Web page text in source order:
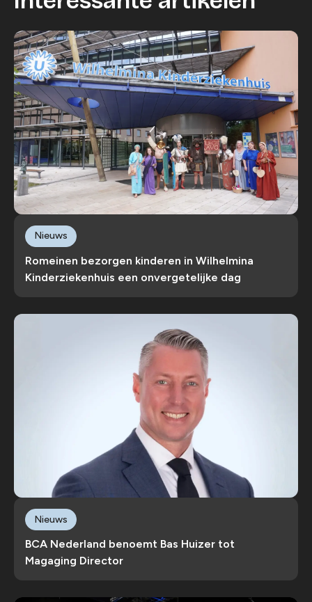
Romeinen bezorgen kinderen in Wilhelmina
Kinderziekenhuis een onvergetelijke dag
Nieuws
BCA Nederland benoemt Bas Huizer tot
Magaging Director
Nieuws